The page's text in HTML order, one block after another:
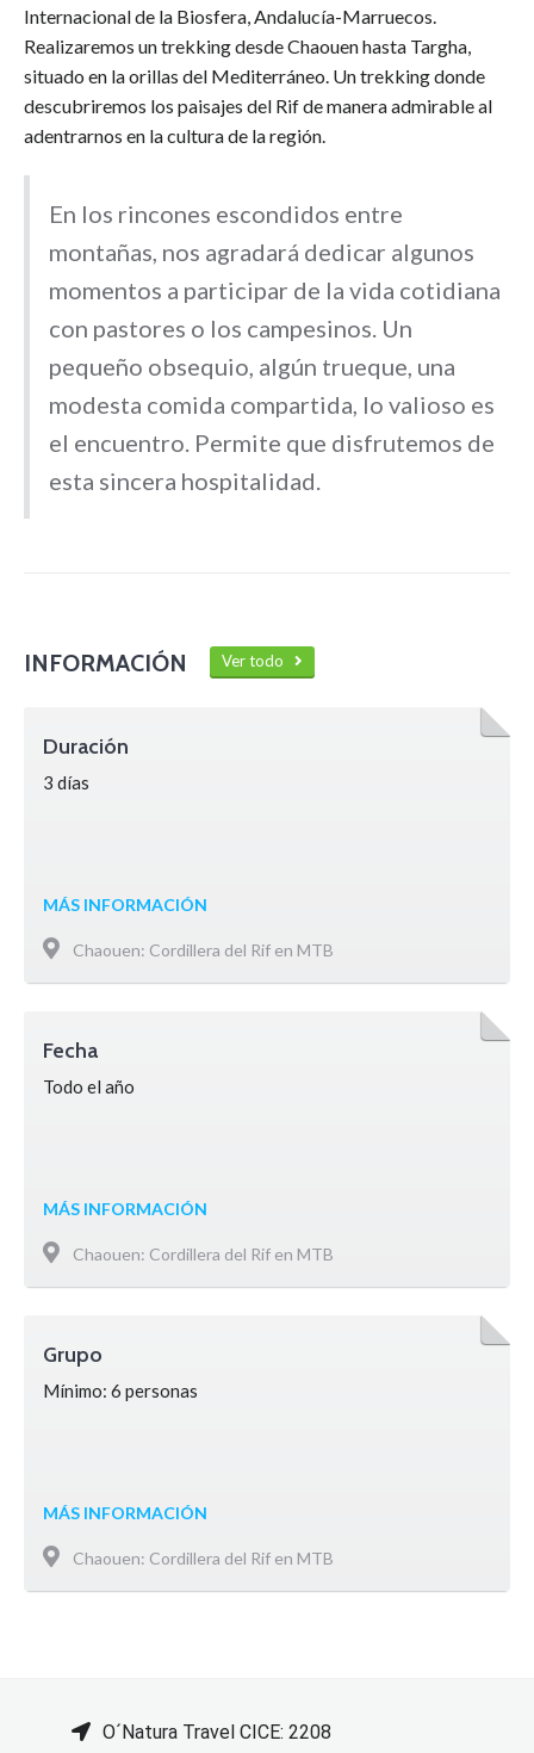
Internacional de la Biosfera, Andalucía-Marruecos.
Realizaremos un trekking desde Chaouen hasta Targha,
situado en la orillas del Mediterráneo. Un trekking donde
descubriremos los paisajes del Rif de manera admirable al
adentrarnos en la cultura de la región.
En los rincones escondidos entre
montañas, nos agradará dedicar algunos
momentos a participar de la vida cotidiana
con pastores o los campesinos. Un
pequeño obsequio, algún trueque, una
modesta comida compartida, lo valioso es
el encuentro. Permite que disfrutemos de
esta sincera hospitalidad.
INFORMACIÓN Ver todo
Duración
3 días
MÁS INFORMACIÓN
Chaouen: Cordillera del Rif en MTB
Fecha
Todo el año
MÁS INFORMACIÓN
Chaouen: Cordillera del Rif en MTB
Grupo
Mínimo: 6 personas
MÁS INFORMACIÓN
Chaouen: Cordillera del Rif en MTB
O´Natura Travel CICE: 2208